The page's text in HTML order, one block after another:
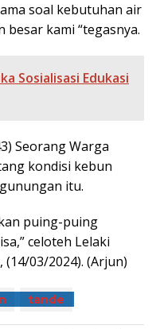
soal kebutuhan air
kami “tegasnya.
Sosialisasi Edukasi
Seorang Warga
kondisi kebun
itu.
puing-puing
celoteh Lelaki
03/2024). (Arjun)
tande